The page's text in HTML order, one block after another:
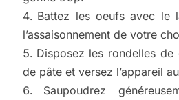
Battez les oeufs avec le
l’assaisonnement de votre
Disposez les rondelles
de pâte et versez l’appareil
Saupoudrez